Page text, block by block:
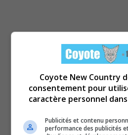
Coyote New Country
consentement pour
caractère personnel
Publicités et contenu
performance des publicités